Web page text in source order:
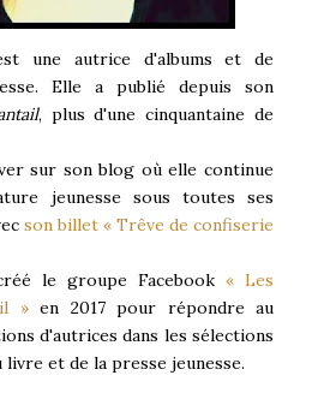
une autrice d'albums et de
Elle a publié depuis son
, plus d'une cinquantaine de
sur son blog où elle continue
jeunesse sous toutes ses
son billet « Trêve de confiserie
le groupe Facebook « Les
»en 2017 pour répondre au
d'autrices dans les sélections
livre et de la presse jeunesse.